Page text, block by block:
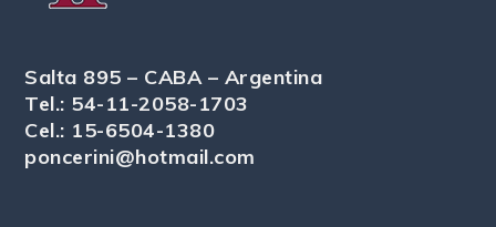
Salta 895 – CABA – Argentina
Tel.: 54-11-2058-1703
Cel.: 15-6504-1380
poncerini@hotmail.com